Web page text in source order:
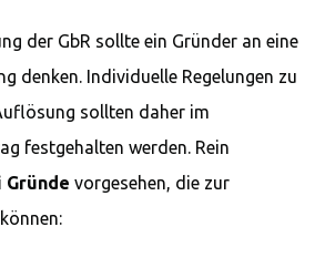
der GbR sollte ein Gründer an eine
denken. Individuelle Regelungen zu
sollten daher im
festgehalten werden. Rein
Gründe vorgesehen, die zur